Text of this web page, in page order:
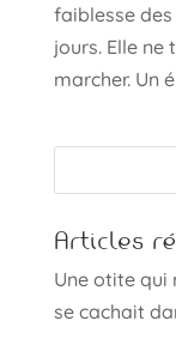
faiblesse
jours. Elle
marcher. Un
Articles
Une otite qui
se cachait